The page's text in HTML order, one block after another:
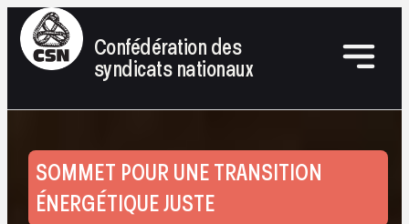
Confédération des
syndicats nationaux
SOMMET POUR UNE TRANSITION
ÉNERGÉTIQUE JUSTE